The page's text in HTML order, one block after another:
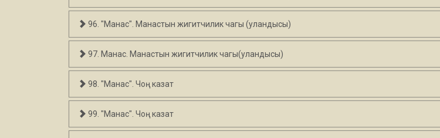
96. "Манас". Манастын жигитчилик чагы (уландысы)
97. Манас. Манастын жигитчилик чагы(уландысы)
98. "Манас". Чоң казат
99. "Манас". Чоң казат